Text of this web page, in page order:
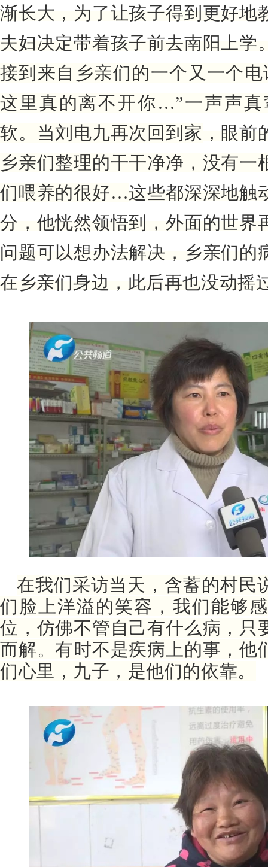
渐长大， 为了让孩子得到更好地
夫妇决定带着孩子前去南阳上学
接到来自乡亲们的一个又一个电
这里真的离不开你…”一声声
软。当刘电九再次回到家 ，眼
乡亲们整理的干干净净，没有一
们喂养的很好…这些都深深地触
分，他恍然领悟到，外面的世界
问题可以想办法解决，乡亲们的
在乡亲们身边，此后再也没动摇
在我们采访当天，含蓄的村民
们脸上洋溢的笑容，我们能够
位，仿佛不管自己有什么病，只
而解。有时不是疾病上的事，他
们心里，九子，是他们的依靠。